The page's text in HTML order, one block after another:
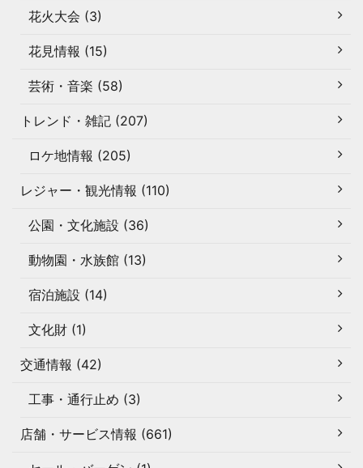
花火大会 (3)
花見情報 (15)
芸術・音楽 (58)
トレンド・雑記 (207)
ロケ地情報 (205)
レジャー・観光情報 (110)
公園・文化施設 (36)
動物園・水族館 (13)
宿泊施設 (14)
文化財 (1)
交通情報 (42)
工事・通行止め (3)
店舗・サービス情報 (661)